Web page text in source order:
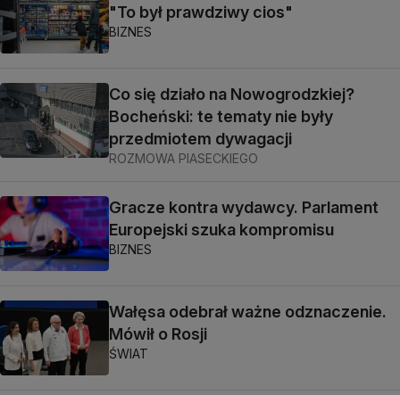
"To był prawdziwy cios"
BIZNES
Co się działo na Nowogrodzkiej?
Bocheński: te tematy nie były
przedmiotem dywagacji
ROZMOWA PIASECKIEGO
Gracze kontra wydawcy. Parlament
Europejski szuka kompromisu
BIZNES
Wałęsa odebrał ważne odznaczenie.
Mówił o Rosji
ŚWIAT